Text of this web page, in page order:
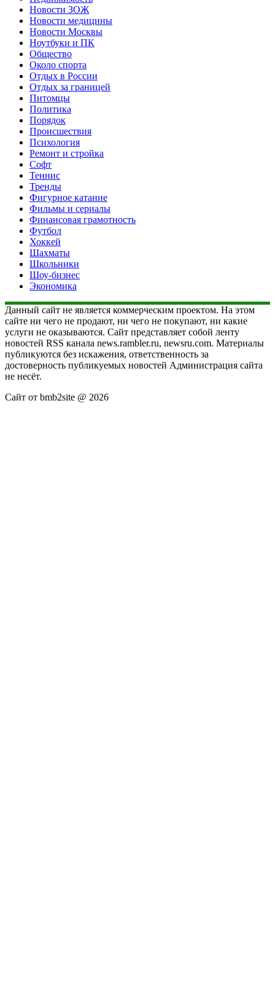
Новости ЗОЖ
Новости медицины
Новости Москвы
Ноутбуки и ПК
Общество
Около спорта
Отдых в России
Отдых за границей
Питомцы
Политика
Порядок
Происшествия
Психология
Ремонт и стройка
Софт
Теннис
Тренды
Фигурное катание
Фильмы и сериалы
Финансовая грамотность
Футбол
Хоккей
Шахматы
Школьники
Шоу-бизнес
Экономика
Данный сайт не является коммерческим проектом. На этом
сайте ни чего не продают, ни чего не покупают, ни какие
услуги не оказываются. Сайт представляет собой ленту
новостей RSS канала news.rambler.ru, newsru.com. Материалы
публикуются без искажения, ответственность за
достоверность публикуемых новостей Администрация сайта
не несёт.
Сайт от bmb2site @ 2026